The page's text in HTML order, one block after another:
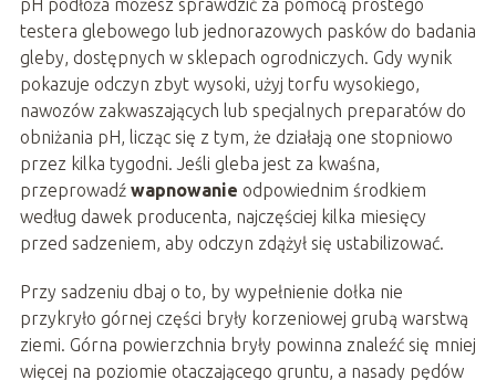
testera glebowego lub jednorazowych pasków do badania
gleby, dostępnych w sklepach ogrodniczych. Gdy wynik
pokazuje odczyn zbyt wysoki, użyj torfu wysokiego,
nawozów zakwaszających lub specjalnych preparatów do
obniżania pH, licząc się z tym, że działają one stopniowo
przez kilka tygodni. Jeśli gleba jest za kwaśna,
przeprowadź wapnowanie odpowiednim środkiem
według dawek producenta, najczęściej kilka miesięcy
przed sadzeniem, aby odczyn zdążył się ustabilizować.
Przy sadzeniu dbaj o to, by wypełnienie dołka nie
przykryło górnej części bryły korzeniowej grubą warstwą
ziemi. Górna powierzchnia bryły powinna znaleźć się mniej
więcej na poziomie otaczającego gruntu, a nasady pędów